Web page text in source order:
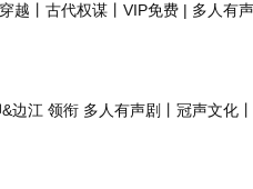
越丨古代权谋丨VIP免费 | 多人有
边江 领衔 多人有声剧丨冠声文化